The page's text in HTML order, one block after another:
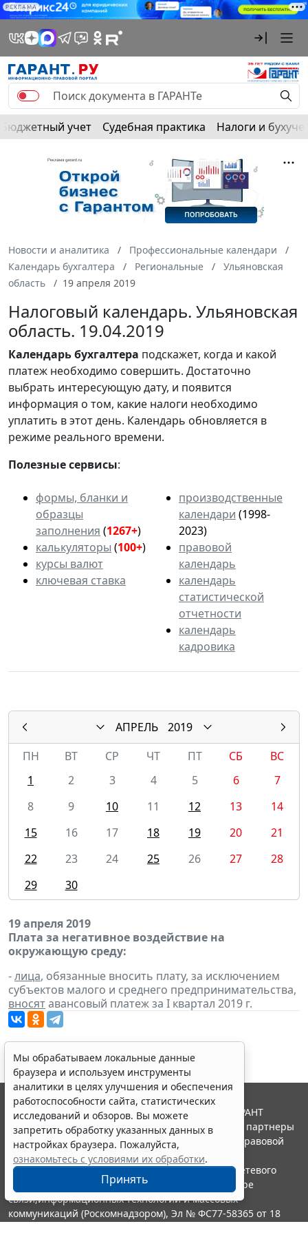
РЕКЛАМА
Бюджетный учет Судебная практика Налоги и
Новости и аналитика
Профессиональные календари
Календарь бухгалтера
Региональные
Ульяновская
область
19 апреля 2019
Налоговый календарь. Ульяновская
область. 19.04.2019
Календарьбухгалтера подскажет, когда и какой
платеж необходимо совершить. Достаточно
выбрать интересующую дату, и появится
информация о том, какие налоги необходимо
уплатить в этот день. Календарь обновляется в
режиме реального времени.
Полезные сервисы:
формы, бланки и
образцы
заполнения (1267+)
калькуляторы (100+)
курсы валют
ключевая ставка
производственные
календари (1998-
2023)
правовой
календарь
календарь
статистической
отчетности
календарь
кадровика
АПРЕЛЬ
2019
ПН
ВТ СР ЧТ ПТ СБ
ВС
1
2 3 4 5 6
7
8
9 10 11 12 13
14
15
16 17 18 19 20
21
22
23 24 25 26 27
28
29
30
19 апреля 2019
Плата за негативное воздействие на
окружающую среду:
-лица, обязанные вносить плату, за исключением
субъектов малого и среднего предпринимательства,
вносятавансовый платеж за I квартал 2019 г.
Мы обрабатываем локальные данные
браузера и используем инструменты
аналитики в целях улучшения и обеспечения
работоспособности сайта, статистических
исследований и обзоров. Вы можете
запретить обработку указанных данных в
настройках браузера. Пожалуйста,
ознакомьтесь с условиями их обработки.
Принять
© ООО "НПП "ГАРАНТ-СЕРВИС", 2026. Система ГАРАНТ
выпускается с 1990 года. Компания "Гарант" и ее партнеры
являются участниками Российской ассоциации правовой
информации ГАРАНТ.
Портал ГАРАНТ.РУ зарегистрирован в качестве сетевого
издания Федеральной службой по надзору в сфере
связи,информационных технологий и массовых
коммуникаций (Роскомнадзором), Эл № ФС77-58365 от 18